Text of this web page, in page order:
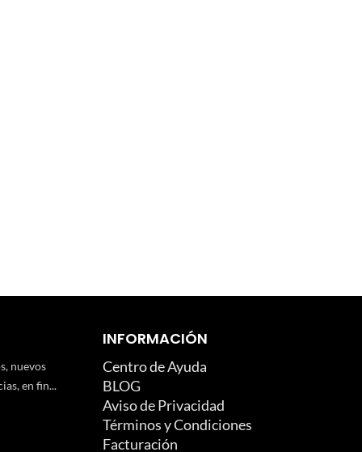
nuevos
en fin...
INFORMACIÓN
Centro de Ayuda
BLOG
Aviso de Privacidad
Términos y Condiciones
Facturación